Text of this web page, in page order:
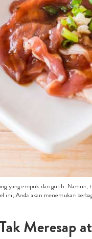
yang empuk dan gurih. Namun,
ini, Anda akan menemukan
Meresap